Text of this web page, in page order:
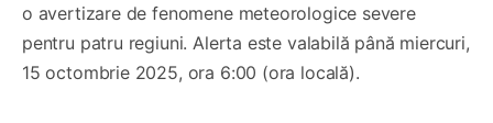
o avertizare de fenomene meteorologice severe
pentru patru regiuni. Alerta este valabilă până miercuri,
15 octombrie 2025, ora 6:00 (ora locală).